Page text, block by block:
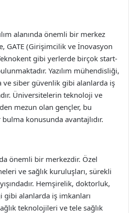
alanında önemli bir merkez
GATE (Girişimcilik ve İnovasyon
gibi yerlerde birçok start-
Yazılım mühendisliği,
ve siber güvenlik gibi alanlarda iş
Üniversitelerin teknoloji ve
mezun olan gençler, bu
konusunda avantajlıdır.
önemli bir merkezdir. Özel
ve sağlık kuruluşları, sürekli
Hemşirelik, doktorluk,
alanlarda iş imkanları
teknolojileri ve tele sağlık